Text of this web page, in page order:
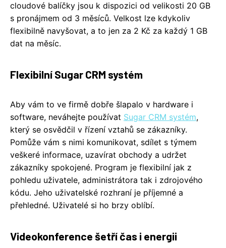
cloudové balíčky jsou k dispozici od velikosti 20 GB
s pronájmem od 3 měsíců. Velkost lze kdykoliv
flexibilně navyšovat, a to jen za 2 Kč za každý 1 GB
dat na měsíc.
Flexibilní Sugar CRM systém
Aby vám to ve firmě dobře šlapalo v hardware i
software, neváhejte používat Sugar CRM systém,
který se osvědčil v řízení vztahů se zákazníky.
Pomůže vám s nimi komunikovat, sdílet s týmem
veškeré informace, uzavírat obchody a udržet
zákazníky spokojené. Program je flexibilní jak z
pohledu uživatele, administrátora tak i zdrojového
kódu. Jeho uživatelské rozhraní je příjemné a
přehledné. Uživatelé si ho brzy oblíbí.
Videokonference šetří čas i energii